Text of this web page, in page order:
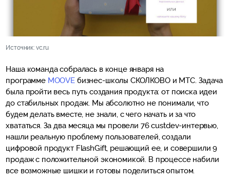
Источник: vc.ru
Наша команда собралась в конце января на
программе MOOVE бизнес-школы СКОЛКОВО и МТС. Задача
была пройти весь путь создания продукта: от поиска идеи
до стабильных продаж. Мы абсолютно не понимали, что
будем делать вместе, не знали, с чего начать и за что
хвататься. За два месяца мы провели 76 custdev-интервью,
нашли реальную проблему пользователей, создали
цифровой продукт FlashGift, решающий ее, и совершили 9
продаж с положительной экономикой. В процессе набили
все возможные шишки и готовы поделиться опытом.